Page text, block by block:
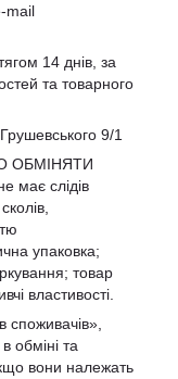
mail
14 днів, за
та товарного
9/1
ОБМІНЯТИ
має слідів
упаковка;
товар
властивості.
споживачів»,
обміні та
вони належать